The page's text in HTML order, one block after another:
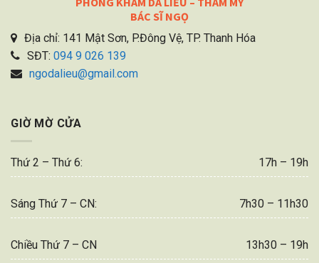
BÁC SĨ NGỌ
Địa chỉ: 141 Mật Sơn, P.Đông Vệ, TP. Thanh Hóa
SĐT: 094 9 026 139
ngodalieu@gmail.com
GIỜ MỜ CỬA
Thứ 2 – Thứ 6: 17h – 19h
Sáng Thứ 7 – CN: 7h30 – 11h30
Chiều Thứ 7 – CN 13h30 – 19h